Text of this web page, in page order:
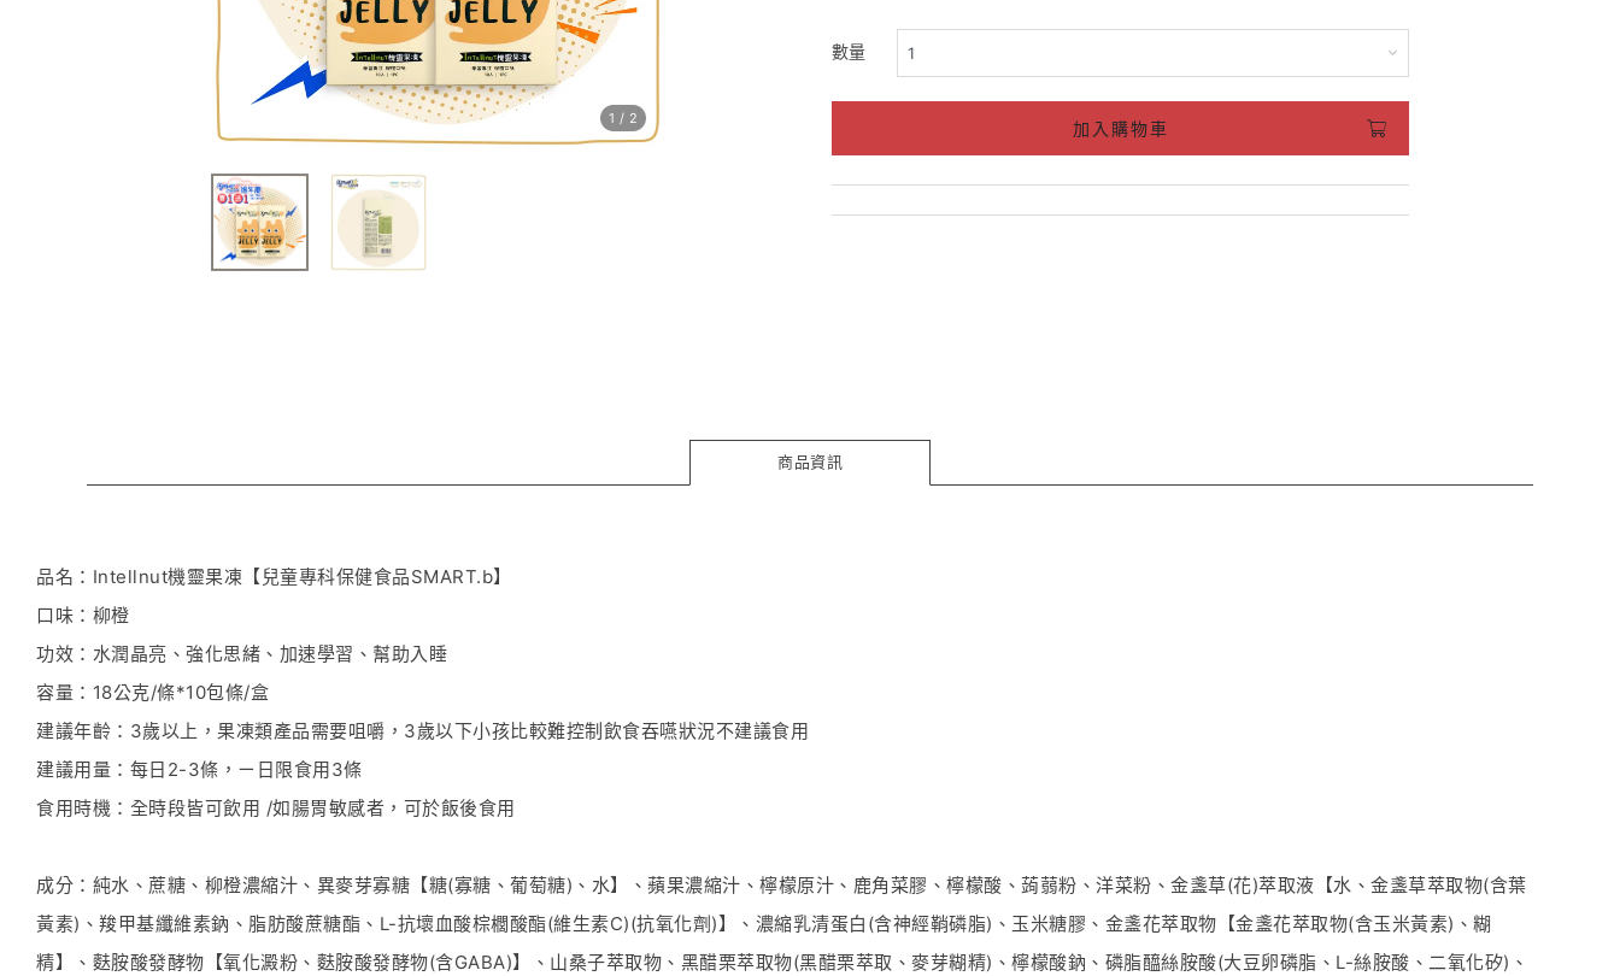
1 / 2
數量
加入購物車
商品資訊
品名：Intellnut機靈果凍【兒童專科保健食品SMART.b】
口味：柳橙
功效：水潤晶亮、強化思緒、加速學習、幫助入睡
容量：18公克/條*10包條/盒
建議年齡：3歲以上，果凍類產品需要咀嚼，3歲以下小孩比較難控制飲食吞嚥狀況不建議食用
建議用量：每日2-3條，ㄧ日限食用3條
食用時機：全時段皆可飲用 /如腸胃敏感者，可於飯後食用
成分：純水、蔗糖、柳橙濃縮汁、異麥芽寡糖【糖(寡糖、葡萄糖)、水】、蘋果濃縮汁、檸檬原汁、鹿角菜膠、檸檬酸、蒟蒻粉、洋菜粉、金盞草(花)萃取液【水、金盞草萃取物(含葉
黃素)、羧甲基纖維素鈉、脂肪酸蔗糖酯、L-抗壞血酸棕櫚酸酯(維生素C)(抗氧化劑)】、濃縮乳清蛋白(含神經鞘磷脂)、玉米糖膠、金盞花萃取物【金盞花萃取物(含玉米黃素)、糊
精】、麩胺酸發酵物【氧化澱粉、麩胺酸發酵物(含GABA)】、山桑子萃取物、黑醋栗萃取物(黑醋栗萃取、麥芽糊精)、檸檬酸鈉、磷脂醯絲胺酸(大豆卵磷脂、L-絲胺酸、二氧化矽)、